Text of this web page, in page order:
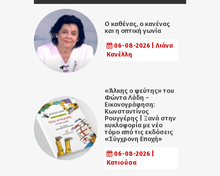
Ο καθένας, ο κανένας
και η οπτική γωνία
06-08-2026 | Λιάνα
Κανέλλη
«Άλκης ο ψεύτης» του
Φώντα Λάδη –
Εικονογράφηση:
Κωνσταντίνος
Ρουγγέρης | Ξανά στην
κυκλοφορία με νέο
τόμο από τις εκδόσεις
«Σύγχρονη Εποχή»
06-08-2026 |
Κατιούσα